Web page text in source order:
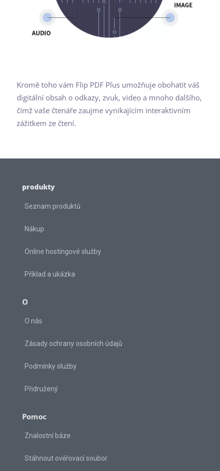
Kromě toho vám Flip PDF Plus umožňuje obohatit váš
digitální obsah o odkazy, zvuk, video a mnoho dalšího,
čímž vaše čtenáře zaujme vynikajícím interaktivním
zážitkem ze čtení.
produkty
Seznam produktů
Nákup
Online hostingové služby
Příklad a ukázka
O
O nás
Zásady ochrany osobních údajů
Podmínky služby
Přidružený
Pomoc
Znalostní báze
Stáhnout ověřovací soubor